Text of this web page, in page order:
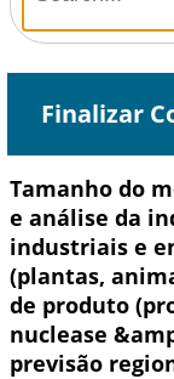
Finalizar
Tamanho do
e análise da
industriais e
(plantas,
de produto
nuclease
previsão